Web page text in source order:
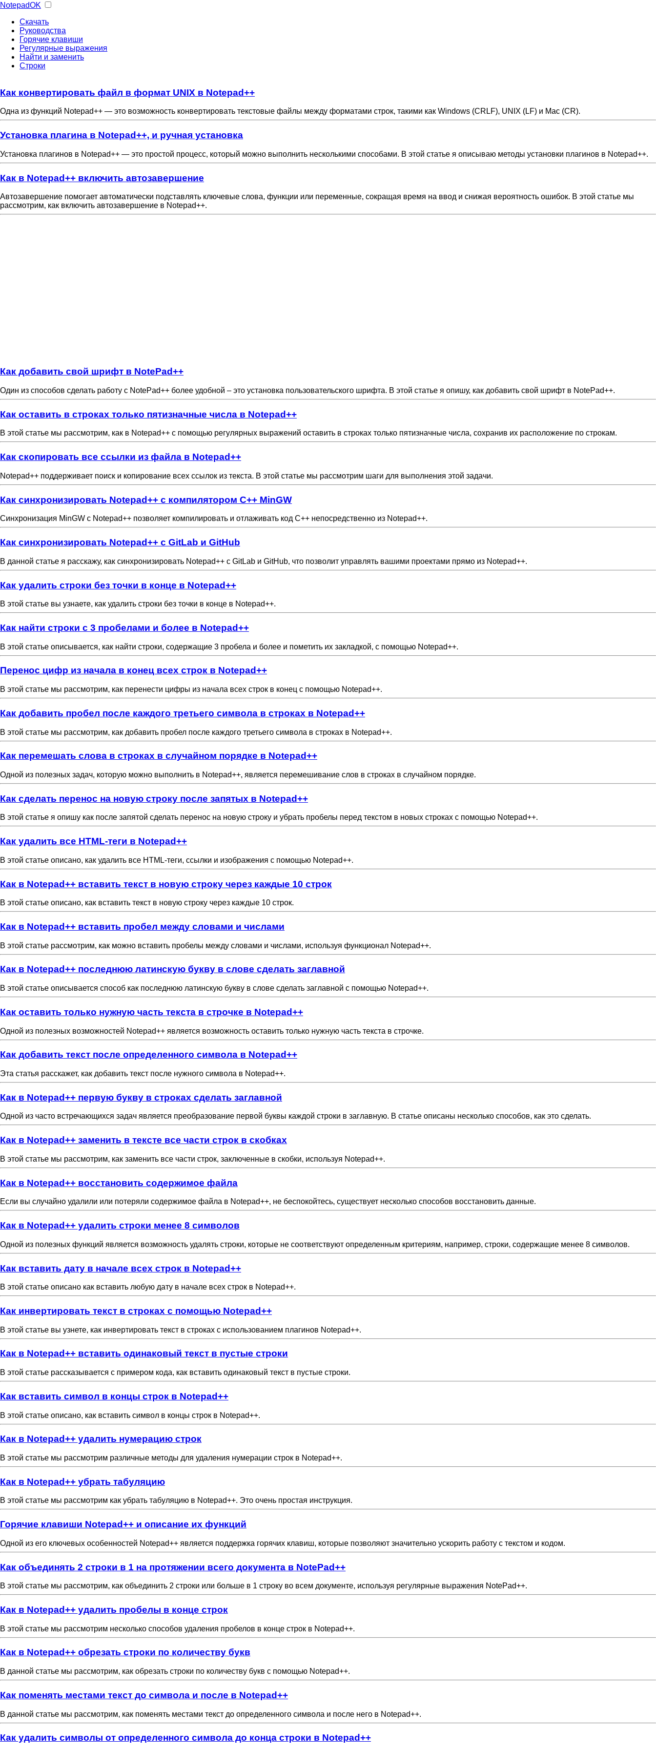
NotepadOK
Скачать
Руководства
Горячие клавиши
Регулярные выражения
Найти и заменить
Строки
Как конвертировать файл в формат UNIX в Notepad++
Одна из функций Notepad++ — это возможность конвертировать текстовые файлы между форматами строк, такими как Windows (CRLF), UNIX (LF) и Mac (CR).
Установка плагина в Notepad++, и ручная установка
Установка плагинов в Notepad++ — это простой процесс, который можно выполнить несколькими способами. В этой статье я описываю методы установки плагинов в Notepad++.
Как в Notepad++ включить автозавершение
Автозавершение помогает автоматически подставлять ключевые слова, функции или переменные, сокращая время на ввод и снижая вероятность ошибок. В этой статье мы
рассмотрим, как включить автозавершение в Notepad++.
Как добавить свой шрифт в NotePad++
Один из способов сделать работу с NotePad++ более удобной – это установка пользовательского шрифта. В этой статье я опишу, как добавить свой шрифт в NotePad++.
Как оставить в строках только пятизначные числа в Notepad++
В этой статье мы рассмотрим, как в Notepad++ с помощью регулярных выражений оставить в строках только пятизначные числа, сохранив их расположение по строкам.
Как скопировать все ссылки из файла в Notepad++
Notepad++ поддерживает поиск и копирование всех ссылок из текста. В этой статье мы рассмотрим шаги для выполнения этой задачи.
Как синхронизировать Notepad++ с компилятором C++ MinGW
Синхронизация MinGW с Notepad++ позволяет компилировать и отлаживать код C++ непосредственно из Notepad++.
Как синхронизировать Notepad++ с GitLab и GitHub
В данной статье я расскажу, как синхронизировать Notepad++ с GitLab и GitHub, что позволит управлять вашими проектами прямо из Notepad++.
Как удалить строки без точки в конце в Notepad++
В этой статье вы узнаете, как удалить строки без точки в конце в Notepad++.
Как найти строки с 3 пробелами и более в Notepad++
В этой статье описывается, как найти строки, содержащие 3 пробела и более и пометить их закладкой, с помощью Notepad++.
Перенос цифр из начала в конец всех строк в Notepad++
В этой статье мы рассмотрим, как перенести цифры из начала всех строк в конец с помощью Notepad++.
Как добавить пробел после каждого третьего символа в строках в Notepad++
В этой статье мы рассмотрим, как добавить пробел после каждого третьего символа в строках в Notepad++.
Как перемешать слова в строках в случайном порядке в Notepad++
Одной из полезных задач, которую можно выполнить в Notepad++, является перемешивание слов в строках в случайном порядке.
Как сделать перенос на новую строку после запятых в Notepad++
В этой статье я опишу как после запятой сделать перенос на новую строку и убрать пробелы перед текстом в новых строках с помощью Notepad++.
Как удалить все HTML-теги в Notepad++
В этой статье описано, как удалить все HTML-теги, ссылки и изображения с помощью Notepad++.
Как в Notepad++ вставить текст в новую строку через каждые 10 строк
В этой статье описано, как вставить текст в новую строку через каждые 10 строк.
Как в Notepad++ вставить пробел между словами и числами
В этой статье рассмотрим, как можно вставить пробелы между словами и числами, используя функционал Notepad++.
Как в Notepad++ последнюю латинскую букву в слове сделать заглавной
В этой статье описывается способ как последнюю латинскую букву в слове сделать заглавной с помощью Notepad++.
Как оставить только нужную часть текста в строчке в Notepad++
Одной из полезных возможностей Notepad++ является возможность оставить только нужную часть текста в строчке.
Как добавить текст после определенного символа в Notepad++
Эта статья расскажет, как добавить текст после нужного символа в Notepad++.
Как в Notepad++ первую букву в строках сделать заглавной
Одной из часто встречающихся задач является преобразование первой буквы каждой строки в заглавную. В статье описаны несколько способов, как это сделать.
Как в Notepad++ заменить в тексте все части строк в скобках
В этой статье мы рассмотрим, как заменить все части строк, заключенные в скобки, используя Notepad++.
Как в Notepad++ восстановить содержимое файла
Если вы случайно удалили или потеряли содержимое файла в Notepad++, не беспокойтесь, существует несколько способов восстановить данные.
Как в Notepad++ удалить строки менее 8 символов
Одной из полезных функций является возможность удалять строки, которые не соответствуют определенным критериям, например, строки, содержащие менее 8 символов.
Как вставить дату в начале всех строк в Notepad++
В этой статье описано как вставить любую дату в начале всех строк в Notepad++.
Как инвертировать текст в строках с помощью Notepad++
В этой статье вы узнете, как инвертировать текст в строках с использованием плагинов Notepad++.
Как в Notepad++ вставить одинаковый текст в пустые строки
В этой статье рассказывается с примером кода, как вставить одинаковый текст в пустые строки.
Как вставить символ в концы строк в Notepad++
В этой статье описано, как вставить символ в концы строк в Notepad++.
Как в Notepad++ удалить нумерацию строк
В этой статье мы рассмотрим различные методы для удаления нумерации строк в Notepad++.
Как в Notepad++ убрать табуляцию
В этой статье мы рассмотрим как убрать табуляцию в Notepad++. Это очень простая инструкция.
Горячие клавиши Notepad++ и описание их функций
Одной из его ключевых особенностей Notepad++ является поддержка горячих клавиш, которые позволяют значительно ускорить работу с текстом и кодом.
Как объединять 2 строки в 1 на протяжении всего документа в NotePad++
В этой статье мы рассмотрим, как объединить 2 строки или больше в 1 строку во всем документе, используя регулярные выражения NotePad++.
Как в Notepad++ удалить пробелы в конце строк
В этой статье мы рассмотрим несколько способов удаления пробелов в конце строк в Notepad++.
Как в Notepad++ обрезать строки по количеству букв
В данной статье мы рассмотрим, как обрезать строки по количеству букв с помощью Notepad++.
Как поменять местами текст до символа и после в Notepad++
В данной статье мы рассмотрим, как поменять местами текст до определенного символа и после него в Notepad++.
Как удалить символы от определенного символа до конца строки в Notepad++